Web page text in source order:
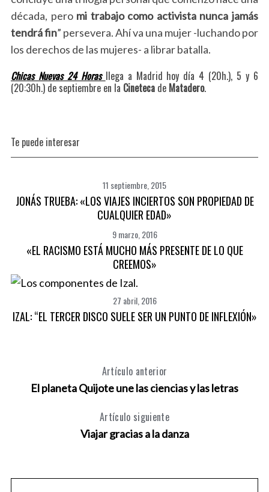
década, pero mi trabajo como activista nunca jamás
tendrá fin” persevera. Ahí va una mujer -luchando por
los derechos de las mujeres- a librar batalla.
Chicas Nuevas 24 Horas llega a Madrid hoy día 4 (20h.), 5 y 6
(20:30h.) de septiembre en la Cinetecade Matadero.
Te puede interesar
11 septiembre, 2015
JONÁS TRUEBA: «LOS VIAJES INCIERTOS SON PROPIEDAD DE
CUALQUIER EDAD»
9 marzo, 2016
«EL RACISMO ESTÁ MUCHO MÁS PRESENTE DE LO QUE
CREEMOS»
27 abril, 2016
IZAL: “EL TERCER DISCO SUELE SER UN PUNTO DE INFLEXIÓN»
Artículo anterior
El planeta Quijote une las ciencias y las letras
Artículo siguiente
Viajar gracias a la danza